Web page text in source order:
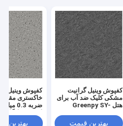
کفپوش وینیل گرانیت
مشکی کلیک ضد آب برای
هتل Greenpy SY-
بهترین قیمت
کفپوش وینیل
خاکستری مقاوم
ضربه
بهترین